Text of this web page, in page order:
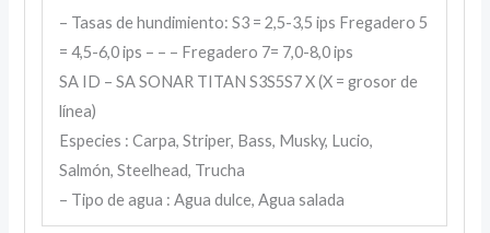
– Tasas de hundimiento: S3 = 2,5-3,5 ips Fregadero 5
= 4,5-6,0 ips – – – Fregadero 7= 7,0-8,0 ips
SA ID – SA SONAR TITAN S3S5S7 X (X = grosor de
línea)
Especies : Carpa, Striper, Bass, Musky, Lucio,
Salmón, Steelhead, Trucha
– Tipo de agua : Agua dulce, Agua salada